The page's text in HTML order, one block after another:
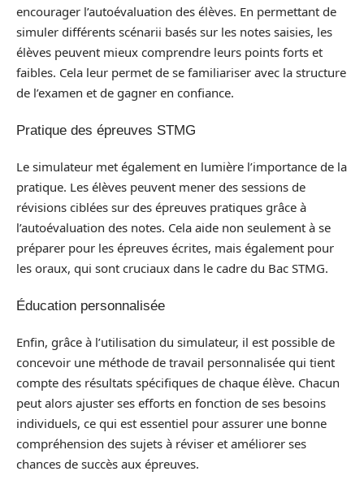
encourager l’autoévaluation des élèves. En permettant de
simuler différents scénarii basés sur les notes saisies, les
élèves peuvent mieux comprendre leurs points forts et
faibles. Cela leur permet de se familiariser avec la structure
de l’examen et de gagner en confiance.
Pratique des épreuves STMG
Le simulateur met également en lumière l’importance de la
pratique. Les élèves peuvent mener des sessions de
révisions ciblées sur des épreuves pratiques grâce à
l’autoévaluation des notes. Cela aide non seulement à se
préparer pour les épreuves écrites, mais également pour
les oraux, qui sont cruciaux dans le cadre du Bac STMG.
Éducation personnalisée
Enfin, grâce à l’utilisation du simulateur, il est possible de
concevoir une méthode de travail personnalisée qui tient
compte des résultats spécifiques de chaque élève. Chacun
peut alors ajuster ses efforts en fonction de ses besoins
individuels, ce qui est essentiel pour assurer une bonne
compréhension des sujets à réviser et améliorer ses
chances de succès aux épreuves.